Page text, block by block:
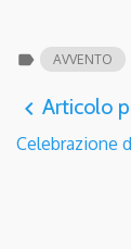
label AVVENTO
navigate_before Articolo
Celebrazione